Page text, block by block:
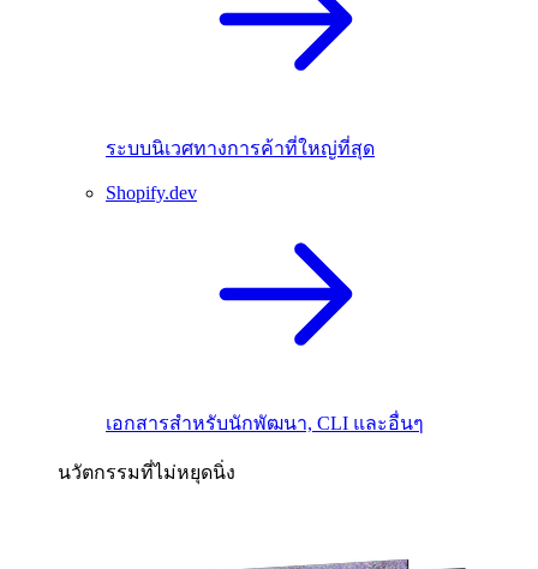
ระบบนิเวศทางการค้าที่ใหญ่ที่สุด
Shopify.dev
เอกสารสำหรับนักพัฒนา, CLI และอื่นๆ
นวัตกรรมที่ไม่หยุดนิ่ง